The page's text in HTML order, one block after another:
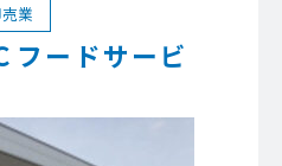
業
フードサービ